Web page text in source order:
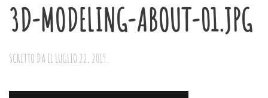
3D-MODELING-ABOUT-01.JPG
SCRITTO DA IL LUGLIO 22, 2019.